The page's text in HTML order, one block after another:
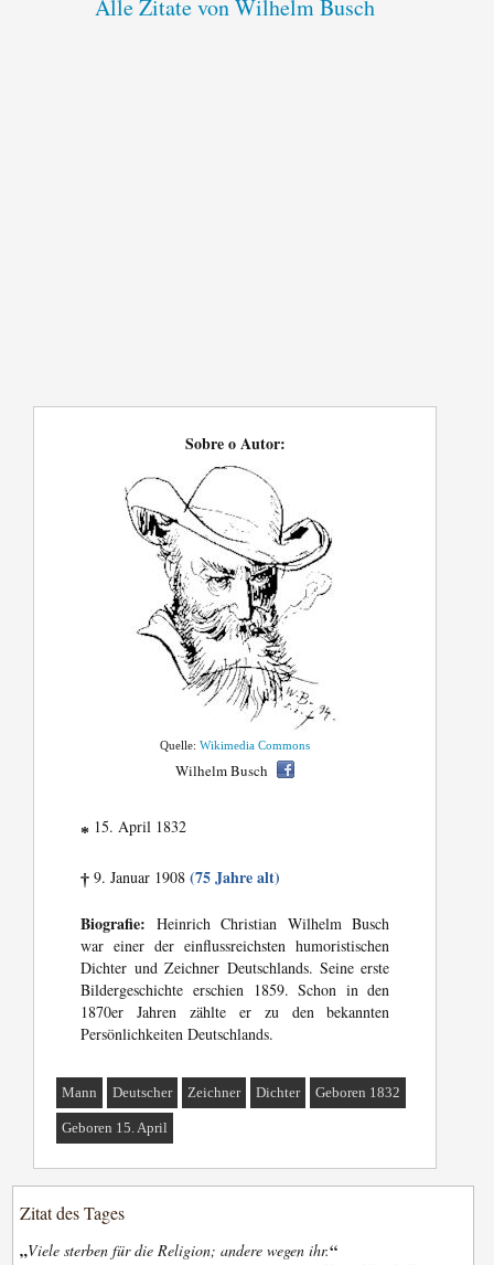
Alle Zitate von Wilhelm Busch
Sobre o Autor:
Quelle:Wikimedia Commons
Wilhelm Busch
* 15. April 1832
† 9. Januar 1908(75 Jahre alt)
Biografie: Heinrich Christian Wilhelm Busch
war einer der einflussreichsten humoristischen
Dichter und Zeichner Deutschlands. Seine erste
Bildergeschichte erschien 1859. Schon in den
1870er Jahren zählte er zu den bekannten
Persönlichkeiten Deutschlands.
Mann Deutscher Zeichner Dichter Geboren 1832
Geboren 15. April
Zitat des Tages
„Viele sterben für die Religion; andere wegen ihr.“